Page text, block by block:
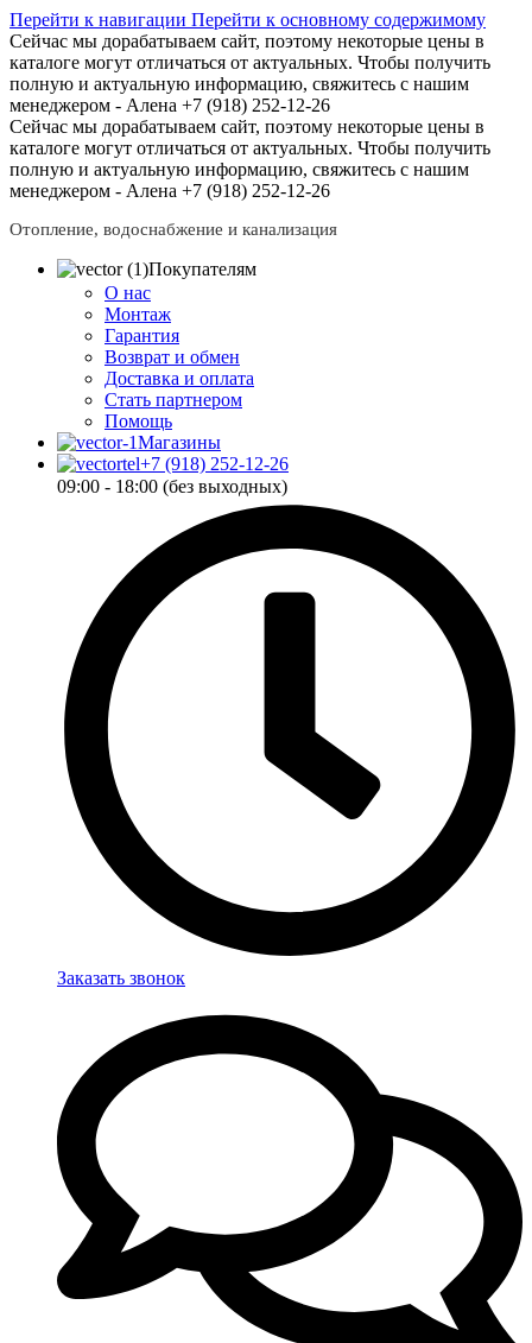
Перейти к навигации Перейти к основному содержимому
Сейчас мы дорабатываем сайт, поэтому некоторые цены в
каталоге могут отличаться от актуальных. Чтобы получить
полную и актуальную информацию, свяжитесь с нашим
менеджером - Алена +7 (918) 252-12-26
Сейчас мы дорабатываем сайт, поэтому некоторые цены в
каталоге могут отличаться от актуальных. Чтобы получить
полную и актуальную информацию, свяжитесь с нашим
менеджером - Алена +7 (918) 252-12-26
Отопление, водоснабжение и канализация
Покупателям
О нас
Монтаж
Гарантия
Возврат и обмен
Доставка и оплата
Стать партнером
Помощь
Магазины
+7 (918) 252-12-26
09:00 - 18:00 (без выходных)
Заказать звонок